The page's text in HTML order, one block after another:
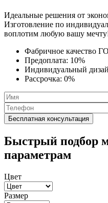
Идеальные решения от
Изготовление по
воплотим любую вашу
Фабричное качество
Предоплата: 10%
Индивидуальный
Рассрочка: 0%
Быстрый подбор
параметрам
Цвет
Размер